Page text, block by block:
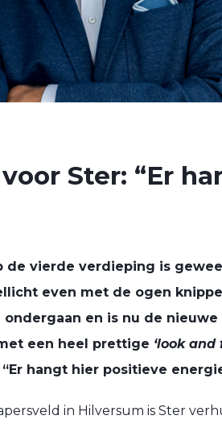
Ster: “Er
de vierde verdieping is
even met de ogen
en is nu de nieuwe
een heel prettige ‘look and
hangt hier positieve
in Hilversum is Ster